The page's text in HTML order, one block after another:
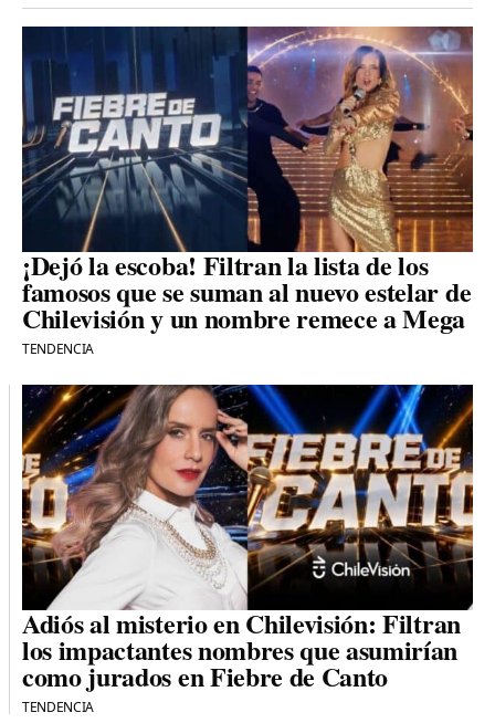
¡Dejó la escoba! Filtran la lista de los
famosos que se suman al nuevo estelar de
Chilevisión y un nombre remece a Mega
TENDENCIA
Adiós al misterio en Chilevisión: Filtran
los impactantes nombres que asumirían
como jurados en Fiebre de Canto
TENDENCIA